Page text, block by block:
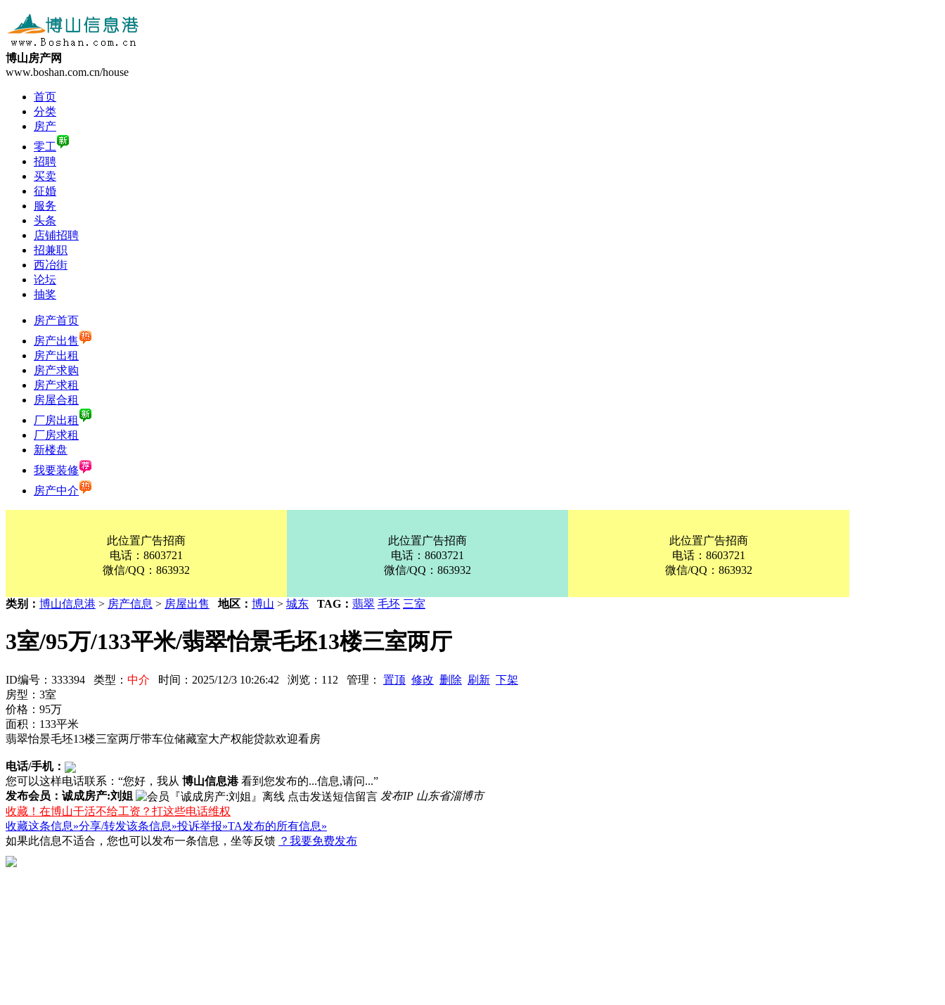
博山房产网
www.boshan.com.cn/house
首页
分类
房产
零工
招聘
买卖
征婚
服务
头条
店铺招聘
招兼职
西冶街
论坛
抽奖
房产首页
房产出售
房产出租
房产求购
房产求租
房屋合租
厂房出租
厂房求租
新楼盘
我要装修
房产中介
此位置广告招商
电话：8603721
微信/QQ：863932
此位置广告招商
电话：8603721
微信/QQ：863932
此位置广告招商
电话：8603721
微信/QQ：863932
类别： 博山信息港 > 房产信息 > 房屋出售 地区： 博山 > 城东 TAG： 翡翠 毛坯 三室
3室/95万/133平米/翡翠怡景毛坯13楼三室两厅
ID编号：333394 类型： 中介 时间：2025/12/3 10:26:42 浏览：112 管理： 置顶 修改 删除 刷新 下架
房型：3室
价格：95万
面积：133平米
翡翠怡景毛坯13楼三室两厅带车位储藏室大产权能贷款欢迎看房
电话/手机：
您可以这样电话联系：“您好，我从 博山信息港看到您发布的...信息,请问...”
发布会员：诚成房产:刘姐
发布IP 山东省淄博市
收藏！在博山干活不给工资？打这些电话维权
收藏这条信息»分享/转发该条信息»投诉举报»TA发布的所有信息»
如果此信息不适合，您也可以发布一条信息，坐等反馈 ？我要免费发布